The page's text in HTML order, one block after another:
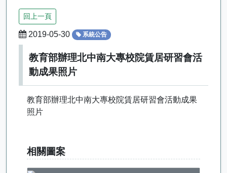
回上一頁
2019-05-30 系統公告
教育部辦理北中南大專校院賃居研習會活
動成果照片
教育部辦理北中南大專校院賃居研習會活動成果
照片
相關圖案